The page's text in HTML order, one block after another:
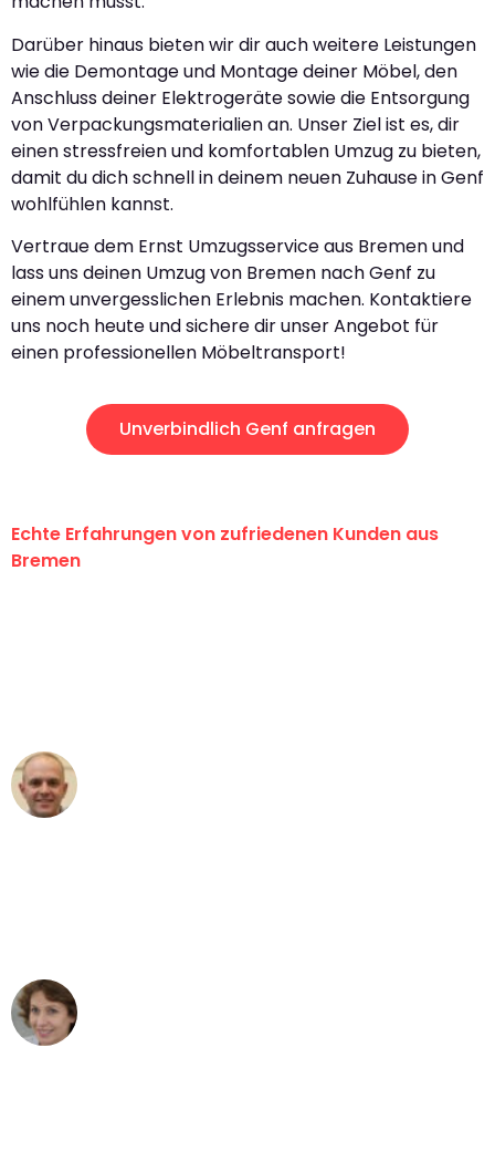
Darüber hinaus bieten wir dir auch weitere Leistungen
wie die Demontage und Montage deiner Möbel, den
Anschluss deiner Elektrogeräte sowie die Entsorgung
von Verpackungsmaterialien an. Unser Ziel ist es, dir
einen stressfreien und komfortablen Umzug zu bieten,
damit du dich schnell in deinem neuen Zuhause in Genf
wohlfühlen kannst.
Vertraue dem Ernst Umzugsservice aus Bremen und
lass uns deinen Umzug von Bremen nach Genf zu
einem unvergesslichen Erlebnis machen. Kontaktiere
uns noch heute und sichere dir unser Angebot für
einen professionellen Möbeltransport!
Unverbindlich Genf anfragen
Echte Erfahrungen von zufriedenen Kunden aus
Bremen